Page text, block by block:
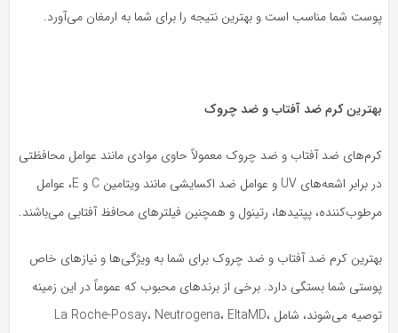
شما مناسب است و بهترین نتیجه را برای شما به ارمغان می‌آورد.
کرم ضد آفتاب و ضد چروک
ضد آفتاب و ضد چروک معمولاً حاوی موادی مانند عوامل محافظتی
در برابر اشعه‌های UV و عوامل ضد اکسایشی مانند ویتامین C و E، عوامل
پپتیدها، رتینول و همچنین فیلترهای محافظ آفتابی می‌باشند.
کرم ضد آفتاب و ضد چروک برای شما به ویژگی‌ها و نیازهای خاص
شما بستگی دارد. برخی از برندهای محبوب که عموماً در این زمینه
توصیه می‌شوند، شامل La Roche-Posay، Neutrogena، EltaMD،